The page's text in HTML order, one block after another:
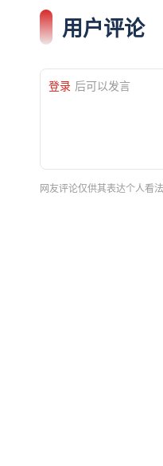
用户评论
登录 后可以发言
网友评论仅供其表达个人看